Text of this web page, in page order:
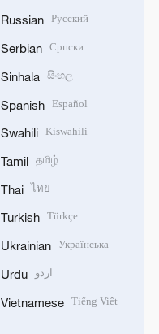
Russian Русский
Serbian Српски
Sinhala සිංහල
Spanish Español
Swahili Kiswahili
Tamil தமிழ்
Thai ไทย
Turkish Türkçe
Ukrainian Українська
Urdu اردو
Vietnamese Tiếng Việt